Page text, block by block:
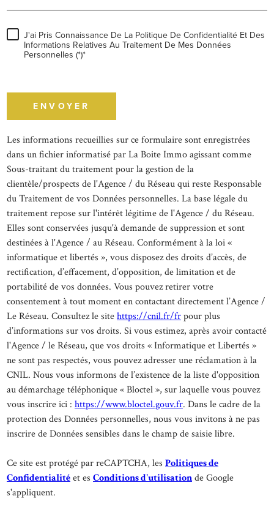
J'ai Pris Connaissance De La Politique De Confidentialité Et Des
Informations Relatives Au Traitement De Mes Données
Personnelles (*)*
ENVOYER
Les informations recueillies sur ce formulaire sont enregistrées
dans un fichier informatisé par La Boite Immo agissant comme
Sous-traitant du traitement pour la gestion de la
clientèle/prospects de l'Agence / du Réseau qui reste Responsable
du Traitement de vos Données personnelles. La base légale du
traitement repose sur l'intérêt légitime de l'Agence / du Réseau.
Elles sont conservées jusqu'à demande de suppression et sont
destinées à l'Agence / au Réseau. Conformément à la loi «
informatique et libertés », vous disposez des droits d’accès, de
rectification, d’effacement, d’opposition, de limitation et de
portabilité de vos données. Vous pouvez retirer votre
consentement à tout moment en contactant directement l’Agence /
Le Réseau. Consultez le sitehttps://cnil.fr/frpour plus
d’informations sur vos droits. Si vous estimez, après avoir contacté
l'Agence / le Réseau, que vos droits « Informatique et Libertés »
ne sont pas respectés, vous pouvez adresser une réclamation à la
CNIL. Nous vous informons de l’existence de la liste d'opposition
au démarchage téléphonique « Bloctel », sur laquelle vous pouvez
vous inscrire ici : https://www.bloctel.gouv.fr. Dans le cadre de la
protection des Données personnelles, nous vous invitons à ne pas
inscrire de Données sensibles dans le champ de saisie libre.
Ce site est protégé par reCAPTCHA, les Politiques de
Confidentialitéet es Conditions d'utilisationde Google
s'appliquent.